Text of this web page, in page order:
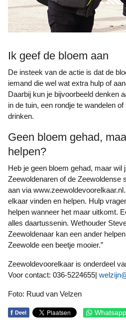
Ik geef de bloem aan
De insteek van de actie is dat de bloem wordt doorgegeven aan
iemand die wel wat extra hulp of
Daarbij kun je bijvoorbeeld denken
in de tuin, een rondje te wandelen
drinken.
Geen bloem gehad,
helpen?
Heb je geen bloem gehad, maar wil jij je wel inzetten voor mede
Zeewoldenaren of de Zeewoldense
aan via
elkaar vinden en helpen. Hulp
helpen wanneer het maar uitkomt.
alles daartussenin. Wethouder
Zeewoldenaar kan een ander
Zeewolde een beetje mooier.”
Zeewoldevoorelkaar is onderdeel
Voor contact: 036-5224655|
Foto: Ruud van Velzen
f Deel Whatsapp